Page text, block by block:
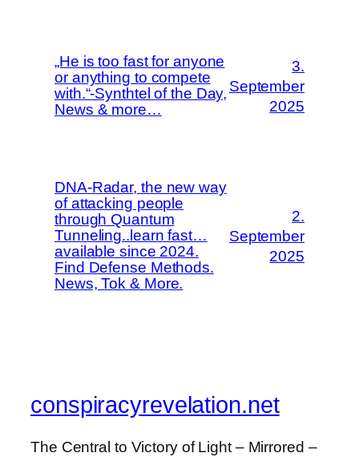
„He is too fast for anyone
or anything to compete
with.“-Synthtel of the Day,
News & more…
3.
September
2025
DNA-Radar, the new way
of attacking people
through Quantum
Tunneling..learn fast…
available since 2024.
Find Defense Methods.
News, Tok & More.
2.
September
2025
conspiracyrevelation.net
The Central to Victory of Light – Mirrored –